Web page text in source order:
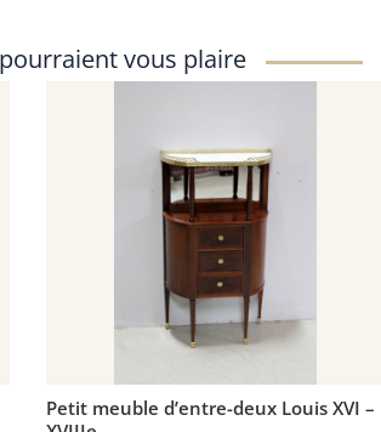
vous plaire
Petit meuble d’entre-deux Louis XVI –